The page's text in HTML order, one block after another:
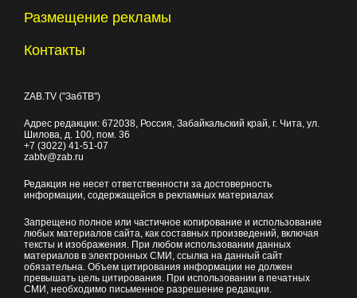
Размещение рекламы
Контакты
ZAB.TV ("ЗабТВ")
Адрес редакции: 672038, Россия, Забайкальский край, г. Чита, ул.
Шилова, д. 100, пом. 36
+7 (3022) 41-51-07
zabtv@zab.ru
Редакция не несет ответственности за достоверность
информации, содержащейся в рекламных материалах
Запрещено полное или частичное копирование и использование
любых материалов сайта, как составных произведений, включая
тексты и изображения. При любом использовании данных
материалов в электронных СМИ, ссылка на данный сайт
обязательна. Объем цитирования информации не должен
превышать цель цитирования. При использовании в печатных
СМИ, необходимо письменное разрешение редакции.